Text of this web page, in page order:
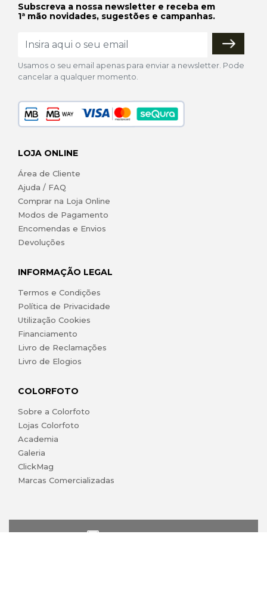
Subscreva a nossa newsletter e receba em
1ª mão novidades, sugestões e campanhas.
Usamos o seu email apenas para enviar a newsletter. Pode
cancelar a qualquer momento.
LOJA ONLINE
Área de Cliente
Ajuda / FAQ
Comprar na Loja Online
Modos de Pagamento
Encomendas e Envios
Devoluções
INFORMAÇÃO LEGAL
Termos e Condições
Política de Privacidade
Utilização Cookies
Financiamento
Livro de Reclamações
Livro de Elogios
COLORFOTO
Sobre a Colorfoto
Lojas Colorfoto
Academia
Galeria
ClickMag
Marcas Comercializadas
lojaonline@colorfoto.pt